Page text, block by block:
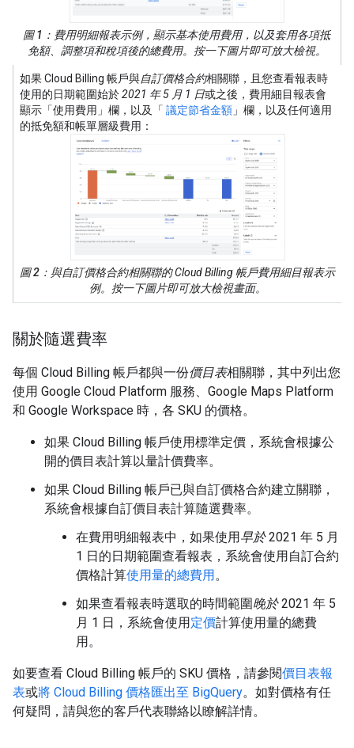
圖 1 ：費用明細報表示例，顯示基本使用費用，以及套用各項抵
免額、調整項和稅項後的總費用。按一下圖片即可放大檢視。
如果 Cloud Billing 帳戶與自訂價格合約相關聯，且您查看報表時
使用的日期範圍始於2021 年 5 月 1 日或之後，費用細目報表會
顯示「使用費用」欄，以及「 議定節省金額 」欄，以及任何適用
的抵免額和帳單層級費用：
圖 2 ：與自訂價格合約相關聯的 Cloud Billing 帳戶費用細目報表示
例。按一下圖片即可放大檢視畫面。
關於隨選費率
每個 Cloud Billing 帳戶都與一份價目表相關聯，其中列出您
使用 Google Cloud Platform 服務、Google Maps Platform
和 Google Workspace 時，各 SKU 的價格。
如果 Cloud Billing 帳戶使用標準定價，系統會根據公
開的價目表計算以量計價費率。
如果 Cloud Billing 帳戶已與自訂價格合約建立關聯，
系統會根據自訂價目表計算隨選費率。
在費用明細報表中，如果使用早於2021 年 5 月
1 日的日期範圍查看報表，系統會使用自訂合約
價格計算使用量的總費用。
如果查看報表時選取的時間範圍晚於2021 年 5
月 1 日，系統會使用定價計算使用量的總費
用。
如要查看 Cloud Billing 帳戶的 SKU 價格，請參閱價目表報
表或將 Cloud Billing 價格匯出至 BigQuery。如對價格有任
何疑問，請與您的客戶代表聯絡以瞭解詳情。